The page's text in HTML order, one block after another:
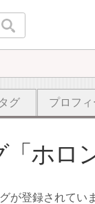
グ プロフ
ホロ
が登録されてい